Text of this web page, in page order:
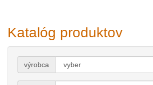
Katalóg produktov
výrobca